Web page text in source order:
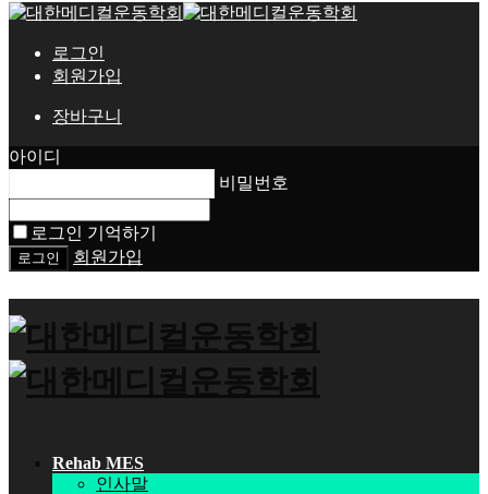
로그인
회원가입
장바구니
아이디
비밀번호
로그인 기억하기
회원가입
Rehab MES
인사말